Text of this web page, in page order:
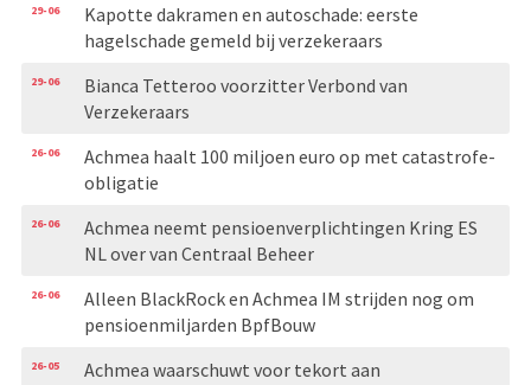
29-06
Kapotte dakramen en autoschade: eerste
hagelschade gemeld bij verzekeraars
29-06
Bianca Tetteroo voorzitter Verbond van
Verzekeraars
26-06
Achmea haalt 100 miljoen euro op met catastrofe-
obligatie
26-06
Achmea neemt pensioenverplichtingen Kring ES
NL over van Centraal Beheer
26-06
Alleen BlackRock en Achmea IM strijden nog om
pensioenmiljarden BpfBouw
26-05
Achmea waarschuwt voor tekort aan